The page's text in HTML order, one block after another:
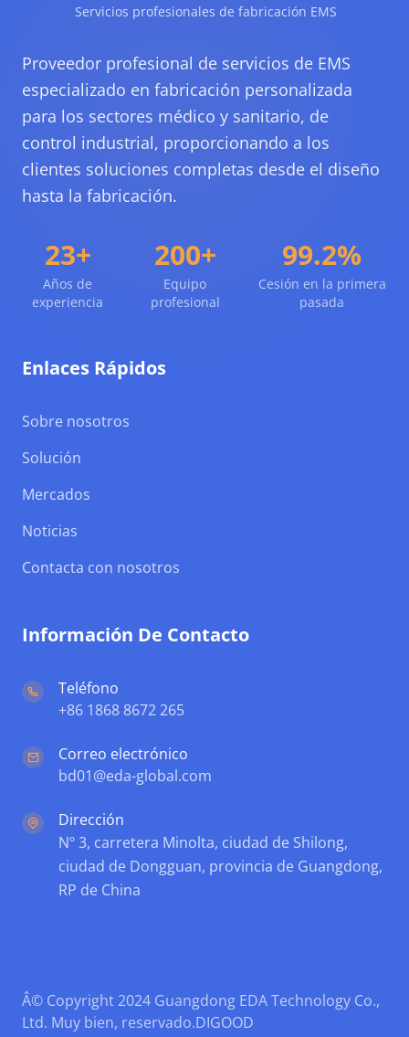
Servicios profesionales de fabricación EMS
Proveedor profesional de servicios de EMS
especializado en fabricación personalizada
para los sectores médico y sanitario, de
control industrial, proporcionando a los
clientes soluciones completas desde el diseño
hasta la fabricación.
23+
Años de
experiencia
200+
Equipo
profesional
99.2%
Cesión en la primera
pasada
Enlaces Rápidos
Sobre nosotros
Solución
Mercados
Noticias
Contacta con nosotros
Información De Contacto
Teléfono
+86 1868 8672 265
Correo electrónico
bd01@eda-global.com
Dirección
Nº 3, carretera Minolta, ciudad de Shilong,
ciudad de Dongguan, provincia de Guangdong,
RP de China
Â© Copyright 2024 Guangdong EDA Technology Co.,
Ltd. Muy bien, reservado.DIGOOD